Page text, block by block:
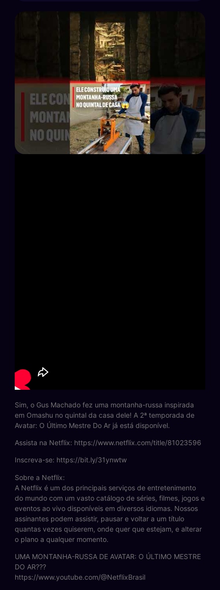
Sim, o Gus Machado fez uma montanha-russa inspirada
em Omashu no quintal da casa dele! A 2ª temporada de
Avatar: O Último Mestre Do Ar já está disponível.
Assista na Netflix: https://www.netflix.com/title/81023596
Inscreva-se: https://bit.ly/31ynwtw
Sobre a Netflix:
A Netflix é um dos principais serviços de entretenimento
do mundo com um vasto catálogo de séries, filmes, jogos e
eventos ao vivo disponíveis em diversos idiomas. Nossos
assinantes podem assistir, pausar e voltar a um título
quantas vezes quiserem, onde quer que estejam, e alterar
o plano a qualquer momento.
UMA MONTANHA-RUSSA DE AVATAR: O ÚLTIMO MESTRE
DO AR???
https://www.youtube.com/@NetflixBrasil